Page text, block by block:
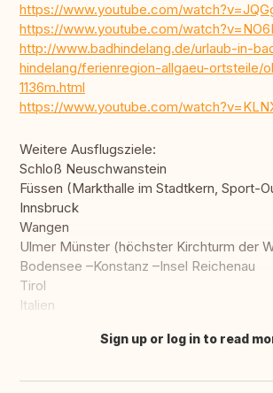
https://www.youtube.com/
https://www.youtube.com/
http://www.badhindelang.de/urlaub-in-
hindelang/ferienregion-allgaeu-ortsteile/
1136m.html
https://www.youtube.com/
Weitere Ausflugsziele:
Schloß Neuschwanstein
Füssen (Markthalle im Stadtkern, Sport-
Innsbruck
Wangen
Ulmer Münster (höchster Kirchturm der
Bodensee –Konstanz –Insel Reichenau
Tirol
Italien
Translate this
Sign up or log in to read